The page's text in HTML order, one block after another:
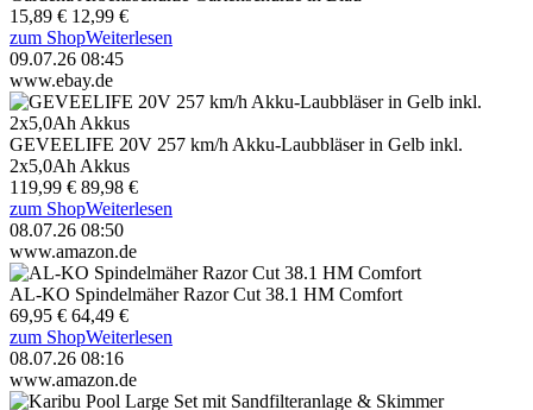
15,89 € 12,99 €
zum ShopWeiterlesen
09.07.26 08:45
www.ebay.de
GEVEELIFE 20V 257 km/h Akku-Laubbläser in Gelb inkl.
2x5,0Ah Akkus
119,99 € 89,98 €
zum ShopWeiterlesen
08.07.26 08:50
www.amazon.de
AL-KO Spindelmäher Razor Cut 38.1 HM Comfort
69,95 € 64,49 €
zum ShopWeiterlesen
08.07.26 08:16
www.amazon.de